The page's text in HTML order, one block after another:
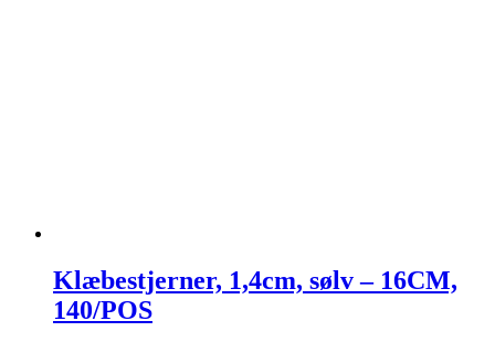
Klæbestjerner, 1,4cm, sølv – 16CM,
140/POS